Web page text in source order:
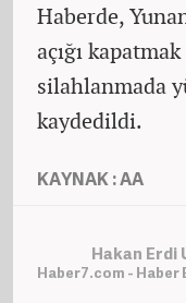
Haberde,
açığı
silahlanmada
kaydedildi.
KAYNAK : AA
Hakan Erdi
Haber7.com - Haber